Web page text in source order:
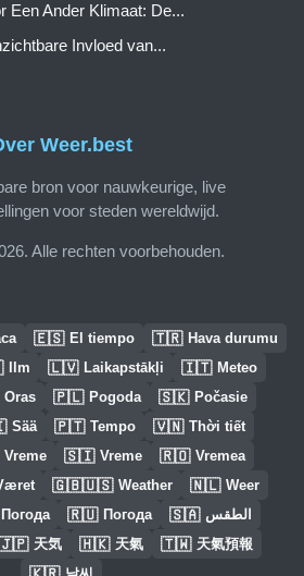
Weer.best
bron voor nauwkeurige, live
voor steden wereldwijd.
Alle rechten voorbehouden.
Een Ander Klimaat: De...
Invloed van...
🇪🇸 El tiempo 🇹🇷 Hava durumu
Ilm 🇱🇻 Laikapstākļi 🇮🇹 Meteo
Oras 🇵🇱 Pogoda 🇸🇰 Počasie
Sää 🇵🇹 Tempo 🇻🇳 Thời tiết
Vreme 🇸🇮 Vreme 🇷🇴 Vremea
🇬🇧🇺🇸 Weather 🇳🇱 Weer
Погода 🇷🇺 Погода 🇸🇦 الطقس
天気 🇭🇰 天氣 🇹🇼 天氣預報